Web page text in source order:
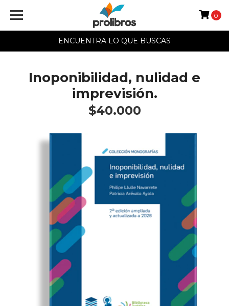
ENCUENTRA LO QUE BUSCAS
0
Inoponibilidad, nulidad e
imprevisión.
$40.000